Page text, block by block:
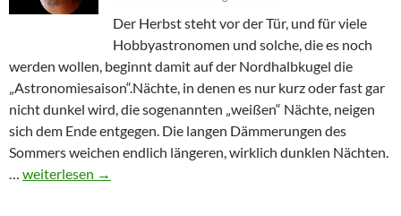
Der Herbst steht vor der Tür, und für viele
Hobbyastronomen und solche, die es noch
werden wollen, beginnt damit auf der Nordhalbkugel die
„Astronomiesaison“.Nächte, in denen es nur kurz oder fast gar
nicht dunkel wird, die sogenannten „weißen“ Nächte, neigen
sich dem Ende entgegen. Die langen Dämmerungen des
Sommers weichen endlich längeren, wirklich dunklen Nächten.
… Furioser Auftakt zur Herbstsaison
weiterlesen →